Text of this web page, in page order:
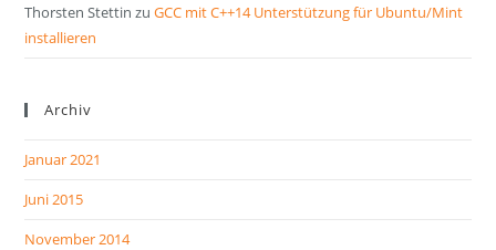
Thorsten Stettin zuGCC mit C++14 Unterstützung für Ubuntu/Mint
installieren
Archiv
Januar 2021
Juni 2015
November 2014